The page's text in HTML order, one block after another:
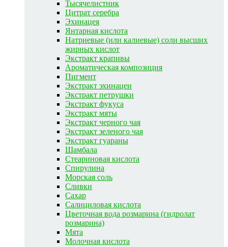
Тысячелистник
Цитрат серебра
Эхинацея
Янтарная кислота
Натриевые (или калиевые) соли высших
жирных кислот
Экстракт крапивы
Ароматическая композиция
Пигмент
Экстракт эхинацеи
Экстракт петрушки
Экстракт фукуса
Экстракт мяты
Экстракт черного чая
Экстракт зеленого чая
Экстракт гуараны
Шамбала
Стеариновая кислота
Спирулина
Морская соль
Сливки
Сахар
Салициловая кислота
Цветочная вода розмарина (гидролат
розмарина)
Мята
Молочная кислота